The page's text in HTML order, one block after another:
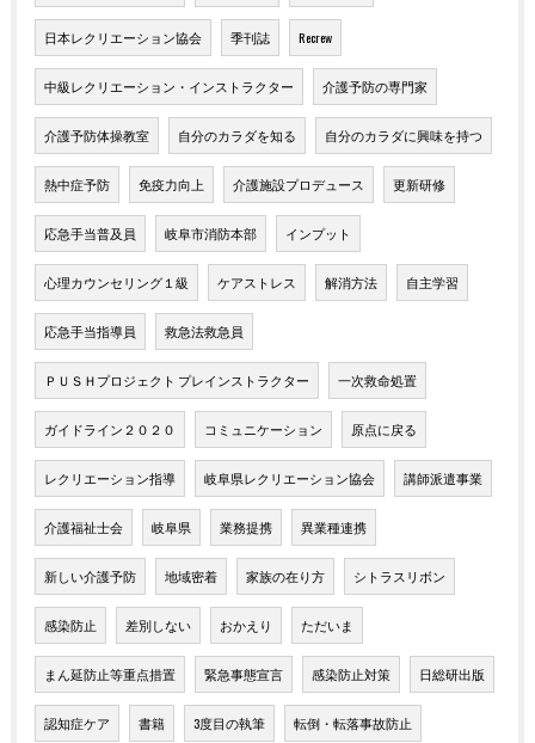
日本レクリエーション協会 季刊誌 Recrew
中級レクリエーション・インストラクター 介護予防の専門家
介護予防体操教室 自分のカラダを知る 自分のカラダに興味を持つ
熱中症予防 免疫力向上 介護施設プロデュース 更新研修
応急手当普及員 岐阜市消防本部 インプット
心理カウンセリング１級 ケアストレス 解消方法 自主学習
応急手当指導員 救急法救急員
ＰＵＳＨプロジェクト プレインストラクター 一次救命処置
ガイドライン２０２０ コミュニケーション 原点に戻る
レクリエーション指導 岐阜県レクリエーション協会 講師派遣事業
介護福祉士会 岐阜県 業務提携 異業種連携
新しい介護予防 地域密着 家族の在り方 シトラスリボン
感染防止 差別しない おかえり ただいま
まん延防止等重点措置 緊急事態宣言 感染防止対策 日総研出版
認知症ケア 書籍 3度目の執筆 転倒・転落事故防止